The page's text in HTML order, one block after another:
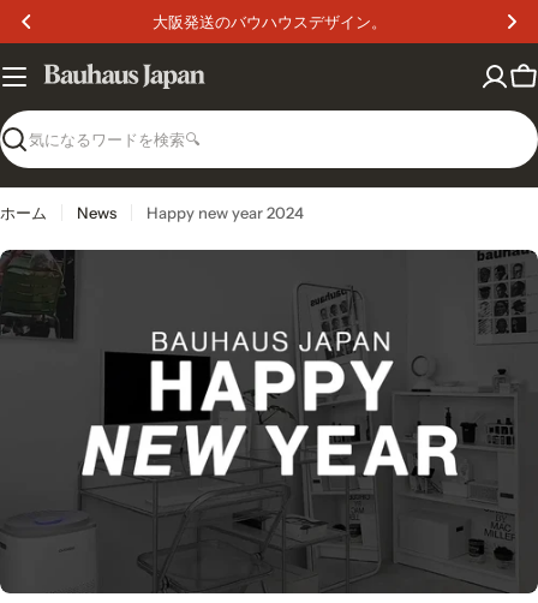
ン
へ
ス
プ
大阪発送のバウハウスデザイン。
検
カ
ー
ト
ホーム News Happy new year 2024